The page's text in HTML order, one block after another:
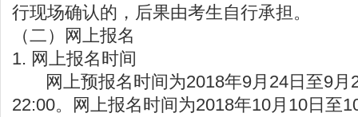
行现场确认的，后果由考生自行承担。
（二）网上报名
1. 网上报名时间
网上预报名时间为2018年9月24日至9月
22:00。网上报名时间为2018年10月10日至